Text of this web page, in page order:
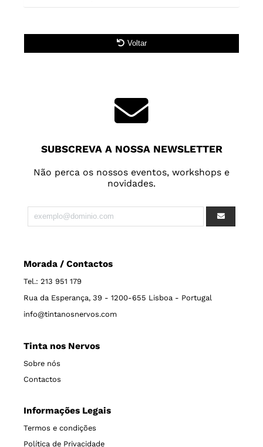
Voltar
SUBSCREVA A NOSSA NEWSLETTER
Não perca os nossos eventos, workshops e
novidades.
Morada / Contactos
Tel.: 213 951 179
Rua da Esperança, 39 - 1200-655 Lisboa - Portugal
info@tintanosnervos.com
Tinta nos Nervos
Sobre nós
Contactos
Informações Legais
Termos e condições
Política de Privacidade